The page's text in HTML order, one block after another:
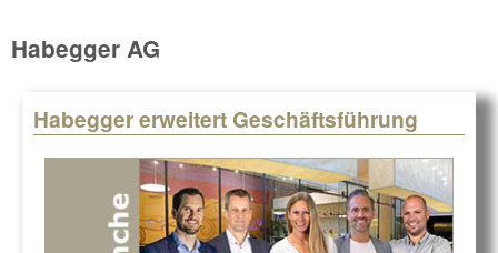
Habegger AG
Habegger erweitert Geschäftsführung